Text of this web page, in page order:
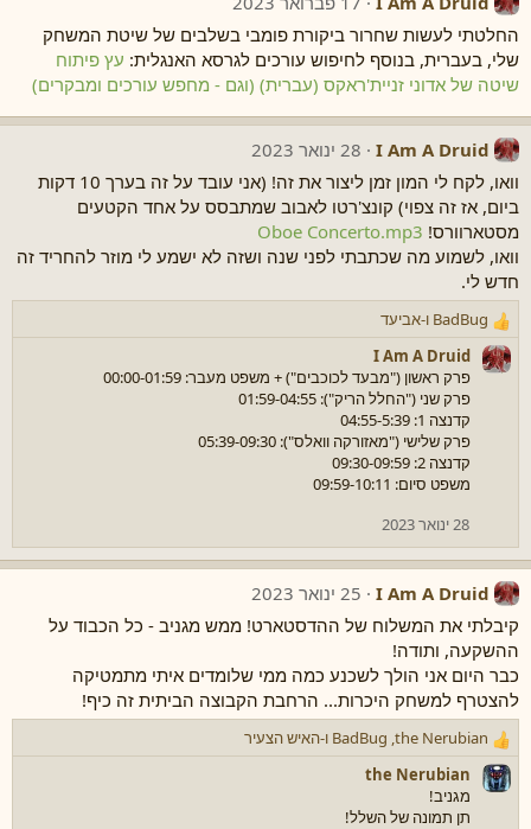
:
החלטתי לעשות שחרור ביקורת פומבי בשלבים של שיטת המשחק
שלי, בעברית, בנוסף לחיפוש עורכים לגרסא האנגלית: עץ פיתוח
שיטה של אדוני זניית'ראקס (עברית) (וגם - מחפש עורכים ומבקרים)
I Am A Druid
28 ינואר 2023
וואו, לקח לי המון זמן ליצור את זה! (אני עובד על זה בערך 10 דקות
ביום, אז זה צפוי) קונצ'רטו לאבוב שמתבסס על אחד הקטעים
מסטארוורס! Oboe Concerto.mp3
וואו, לשמוע מה שכתבתי לפני שנה ושזה לא ישמע לי מוזר להחריד זה
חדש לי.
ר
ג
ש
BadBug ו-אביעד
I Am A Druid
פרק ראשון ("מבעד לכוכבים") + משפט מעבר: 00:00-01:59
פרק שני ("החלל הריק"): 01:59-04:55
קדנצה 1: 04:55-5:39
פרק שלישי ("מאזורקה וואלס"): 05:39-09:30
קדנצה 2: 09:30-09:59
משפט סיום: 09:59-10:11
28 ינואר 2023
I Am A Druid
25 ינואר 2023
קיבלתי את המשלוח של ההדסטארט! ממש מגניב - כל הכבוד על
ההשקעה, ותודה!
כבר היום אני הולך לשכנע כמה ממי שלומדים איתי מתמטיקה
להצטרף למשחק היכרות... הרחבת הקבוצה הביתית זה כיף!
ר
ג
ש
the Nerubian
,
BadBug ו-האיש הצעיר
the Nerubian
מגניב!
תן תמונה של השלל!